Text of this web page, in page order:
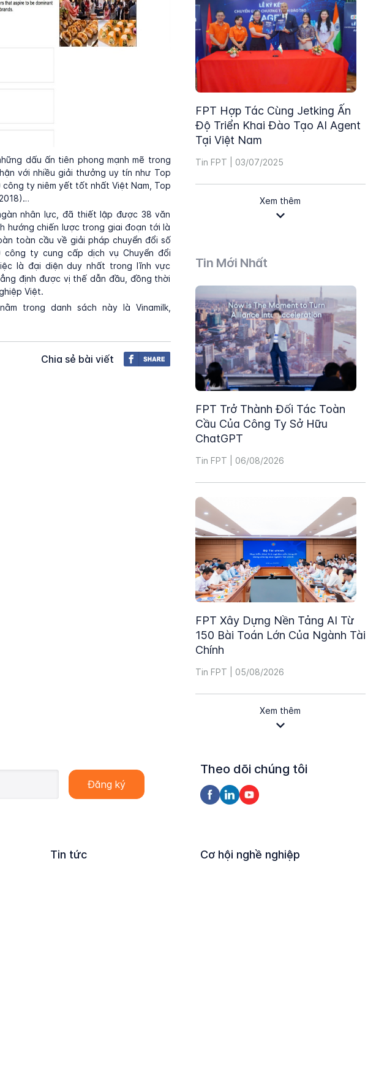
dấu ấn tiên phong mạnh mẽ trong
với nhiều giải thưởng uy tín như Top
ty niêm yết tốt nhất Việt Nam, Top
nhân lực, đã thiết lập được 38 văn
hướng chiến lược trong giai đoạn tới là
toàn cầu về giải pháp chuyển đổi số
ty cung cấp dịch vụ Chuyển đổi
là đại diện duy nhất trong lĩnh vực
định được vị thế dẫn đầu, đồng thời
Việt.
trong danh sách này là Vinamilk,
Chia sẻ bài viết
FPT Hợp Tác Cùng Jetking Ấn
Độ Triển Khai Đào Tạo AI Agent
Tại Việt Nam
Tin FPT | 03/07/2025
Xem thêm
Tin Mới Nhất
FPT Trở Thành Đối Tác Toàn
Cầu Của Công Ty Sở Hữu
ChatGPT
Tin FPT | 06/08/2026
FPT Xây Dựng Nền Tảng AI Từ
150 Bài Toán Lớn Của Ngành Tài
Chính
Tin FPT | 05/08/2026
Xem thêm
Theo dõi chúng tôi
Tin tức Cơ hội nghề nghiệp